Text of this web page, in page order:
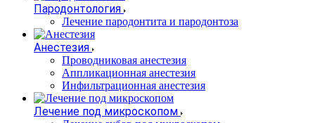
Пародонтология
Лечение пародонтита и пародонтоза
Анестезия
Проводниковая анестезия
Аппликационная анестезия
Инфильтрационная анестезия
Лечение под микроскопом